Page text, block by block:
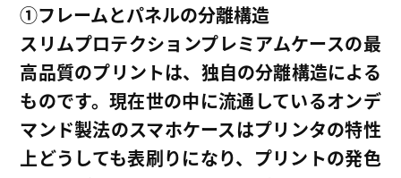
①フレームとパネルの分離構造
スリムプロテクションプレミアムケースの最
高品質のプリントは、独自の分離構造による
ものです。現在世の中に流通しているオンデ
マンド製法のスマホケースはプリンタの特性
上どうしても表刷りになり、プリントの発色